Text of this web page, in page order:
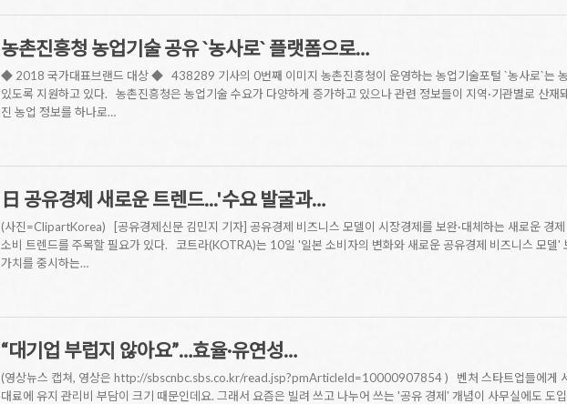
농촌진흥청 농업기술 공유 `농사로` 플랫폼으로…
◆ 2018 국가대표브랜드 대상 ◆ 438289 기사의 0번째 이미지 농촌진흥청이 운영하는 농업기술포털 `농사로`는 농
있도록 지원하고 있다. 농촌진흥청은 농업기술 수요가 다양하게 증가하고 있으나 관련 정보들이 지역·기관별로 산재
진 농업 정보를 하나로…
日 공유경제 새로운 트렌드...'수요 발굴과…
(사진=ClipartKorea) [공유경제신문 김민지 기자] 공유경제 비즈니스 모델이 시장경제를 보완·대체하는 새로운 경
소비 트렌드를 주목할 필요가 있다. 코트라(KOTRA)는 10일 '일본 소비자의 변화와 새로운 공유경제 비즈니스 모델'
가치를 중시하는…
“대기업 부럽지 않아요”…효율·유연성…
(영상뉴스 캡쳐, 영상은 http://sbscnbc.sbs.co.kr/read.jsp?pmArticleId=10000907854 ) 벤처 스타트업들에게 서
대료에 유지 관리비 부담이 크기 때문인데요. 그래서 요즘은 빌려 쓰고 나누어 쓰는 '공유 경제' 개념이 사무실에도 도